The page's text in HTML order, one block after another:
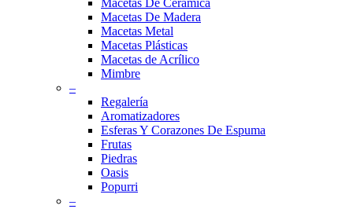
Macetas De Madera
Macetas Metal
Macetas Plásticas
Macetas de Acrílico
Mimbre
–
Regalería
Aromatizadores
Esferas Y Corazones De Espuma
Frutas
Piedras
Oasis
Popurri
–